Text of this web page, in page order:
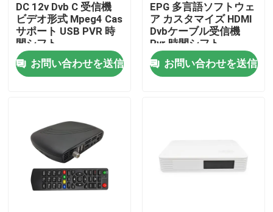
会社案内
品質管理
見積依頼
テレビの上箱
DC 12v Dvb C 受信機
ビデオ形式 Mpeg4 Cas
サポート USB PVR 時
間シフト
お問い合わせを送信
EPG 多言語ソフトウェ
ア カスタマイズ HDMI
Dvbケーブル受信機
Pvr 時間シフト
お問い合わせを送信